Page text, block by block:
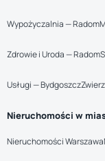
Wypożyczalnia — Radom
Zdrowie i Uroda — Radom
Usługi — Bydgoszcz
Nieruchomości w
Nieruchomości Warszawa